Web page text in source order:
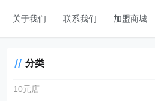
关于我们 联系我们 加盟商城
分类
10元店